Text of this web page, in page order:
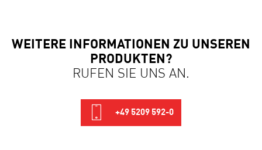
WEITERE INFORMATIONEN ZU UNSEREN
PRODUKTEN?
RUFEN SIE UNS AN.
+49 5209 592-0